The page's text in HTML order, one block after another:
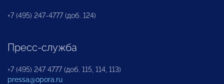
+7 (495) 247-4777 (доб. 124)
Пресс-служба
+7 (495) 247 4777 (доб. 115, 114, 113)
pressa@opora.ru